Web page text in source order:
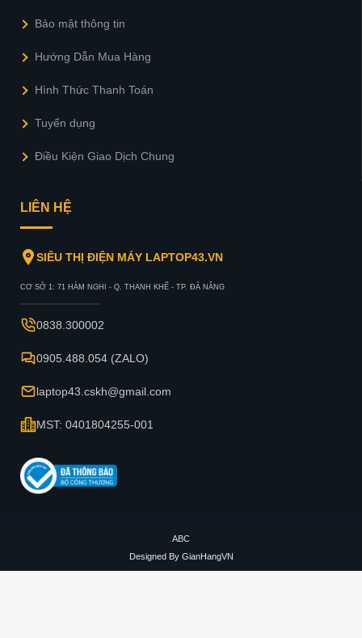
Bảo mật thông tin
Hướng Dẫn Mua Hàng
Hình Thức Thanh Toán
Tuyển dụng
Điều Kiện Giao Dịch Chung
LIÊN HỆ
SIÊU THỊ ĐIỆN MÁY LAPTOP43.VN
CƠ SỞ 1: 71 HÀM NGHI - Q. THANH KHẾ - TP. ĐÀ NẴNG
0838.300002
0905.488.054 (ZALO)
laptop43.cskh@gmail.com
MST: 0401804255-001
ABC
Designed By GianHangVN